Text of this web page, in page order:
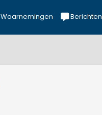
Waarnemingen Berichten